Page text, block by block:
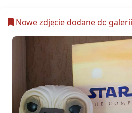
Nowe zdjęcie dodane do galerii